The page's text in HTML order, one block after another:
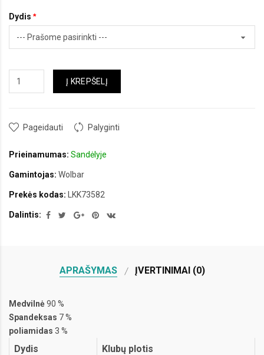
Dydis
Į KREPŠELĮ
Pageidauti Palyginti
Prieinamumas: Sandėlyje
Gamintojas: Wolbar
Prekės kodas: LKK73582
Dalintis:
APRAŠYMAS ĮVERTINIMAI (0)
Medvilnė90 %
Spandeksas 7 %
poliamidas 3 %
Dydis Klubų plotis